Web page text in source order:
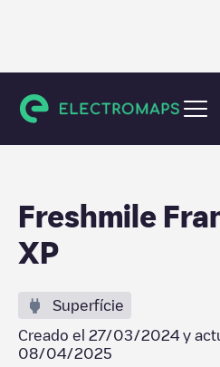
Sélestat
Freshmile
XP
Superfície
Creado el 27/03/2024 y
08/04/2025